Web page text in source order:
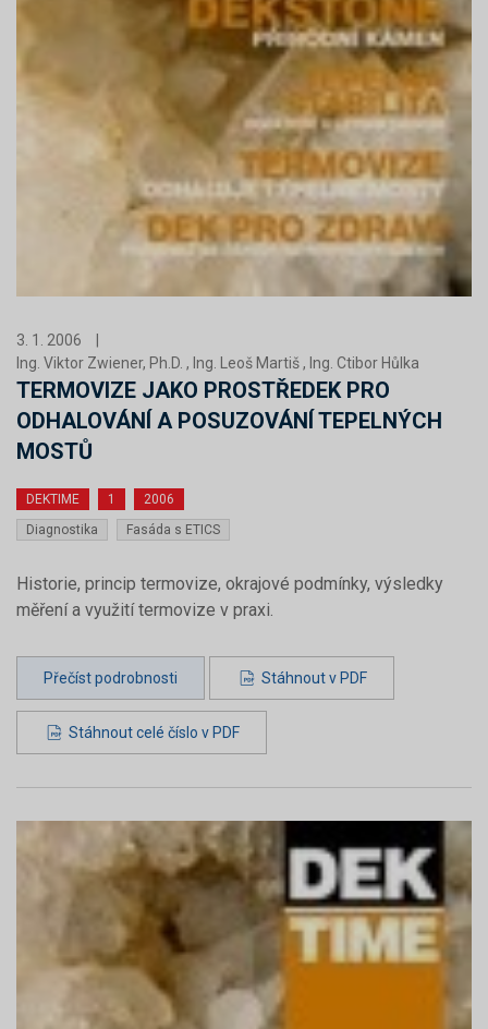
3. 1. 2006
Ing. Viktor Zwiener, Ph.D. , Ing. Leoš Martiš , Ing. Ctibor Hůlka
TERMOVIZE JAKO PROSTŘEDEK PRO
ODHALOVÁNÍ A POSUZOVÁNÍ TEPELNÝCH
MOSTŮ
DEKTIME 1
2006
Diagnostika
Fasáda s ETICS
Historie, princip termovize, okrajové podmínky, výsledky
měření a využití termovize v praxi.
Přečíst podrobnosti Stáhnout v PDF
Stáhnout celé číslo v PDF